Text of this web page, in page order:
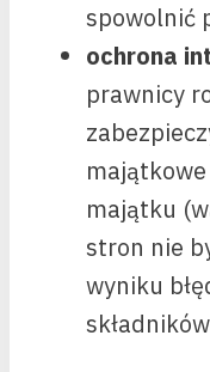
spowolnić
ochrona
prawnicy
majątku
stron nie
wyniku